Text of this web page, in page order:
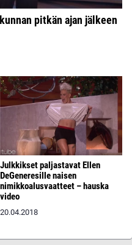
pitkän ajan jälkeen
Julkkikset paljastavat Ellen
DeGeneresille naisen
nimikkoalusvaatteet – hauska
video
20.04.2018